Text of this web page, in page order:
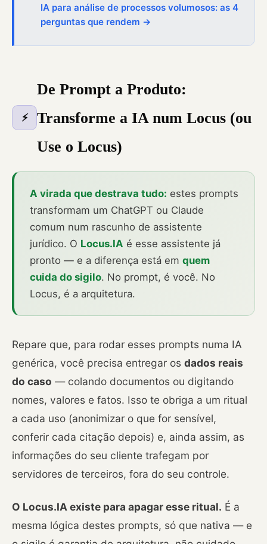
IA para análise de processos volumosos: as 4
perguntas que rendem →
⚡
De Prompt a Produto:
Transforme a IA num Locus (ou
Use o Locus)
A virada que destrava tudo: estes prompts
transformam um ChatGPT ou Claude
comum num rascunho de assistente
jurídico. O Locus.IA é esse assistente já
pronto — e a diferença está em quem
cuida do sigilo. No prompt, é você. No
Locus, é a arquitetura.
Repare que, para rodar esses prompts numa IA
genérica, você precisa entregar os dados reais
do caso — colando documentos ou digitando
nomes, valores e fatos. Isso te obriga a um ritual
a cada uso (anonimizar o que for sensível,
conferir cada citação depois) e, ainda assim, as
informações do seu cliente trafegam por
servidores de terceiros, fora do seu controle.
O Locus.IA existe para apagar esse ritual. É a
mesma lógica destes prompts, só que nativa — e